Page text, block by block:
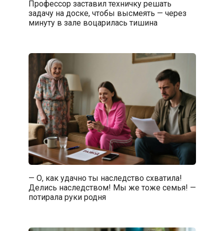
Профессор заставил техничку решать
задачу на доске, чтобы высмеять — через
минуту в зале воцарилась тишина
— О, как удачно ты наследство схватила!
Делись наследством! Мы же тоже семья! —
потирала руки родня